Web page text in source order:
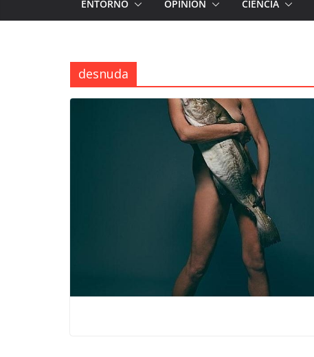
ENTORNO OPINIÓN CIENCIA
desnuda